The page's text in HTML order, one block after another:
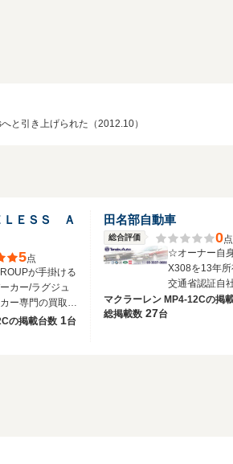
と引き上げられた（2012.10）
ＬＥＳＳ Ａ
5点
が手掛ける
カー/ラグジュ
ー専門の買取・
の掲載台数 1台
田名部自動車
総合評価 0点
☆オーナー自
X308を13年
交通省認証自
ャガーは当店
マクラーレン MP4-12Cの掲
総掲載数 27台